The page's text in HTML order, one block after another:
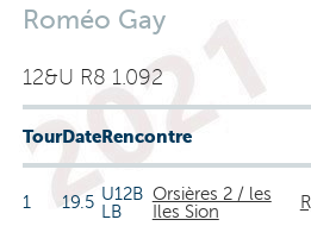
Roméo Gay
12&U R8 1.092
TourDateRencontre
1 19.5 U12B
LB
Orsières 2 / les
Iles Sion